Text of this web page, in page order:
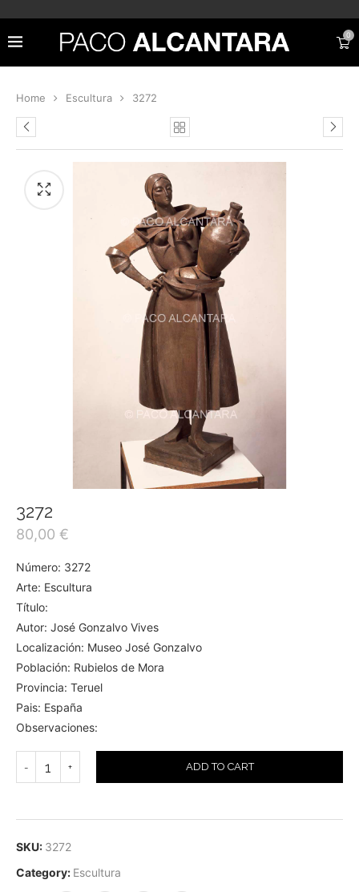
0
Home Escultura 3272
3272
80,00 €
Número: 3272
Arte: Escultura
Título:
Autor: José Gonzalvo Vives
Localización: Museo José Gonzalvo
Población: Rubielos de Mora
Provincia: Teruel
Pais: España
Observaciones:
ADD TO CART
SKU: 3272
Category: Escultura